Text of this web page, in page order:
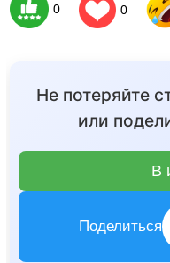
0 0
Не потеряйте
или
В
Поделиться